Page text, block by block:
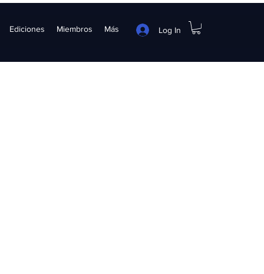
Ediciones Miembros Más Log In